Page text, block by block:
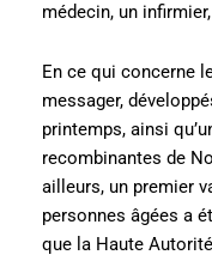
médecin, un
En ce qui concerne
messager,
printemps, ainsi
recombinantes de
ailleurs, un premier
personnes âgées a
que la Haute